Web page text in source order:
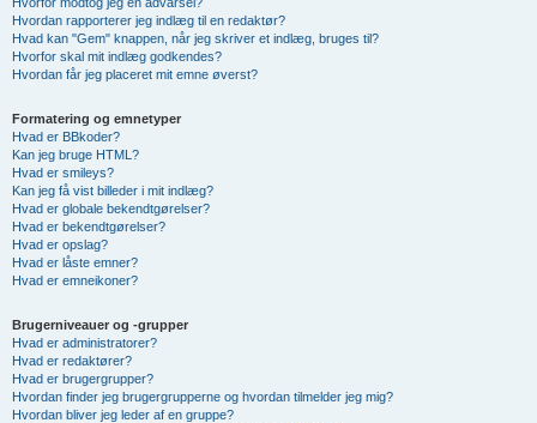
Hvordan rapporterer jeg indlæg til en redaktør?
Hvad kan "Gem" knappen, når jeg skriver et indlæg, bruges til?
Hvorfor skal mit indlæg godkendes?
Hvordan får jeg placeret mit emne øverst?
Formatering og emnetyper
Hvad er BBkoder?
Kan jeg bruge HTML?
Hvad er smileys?
Kan jeg få vist billeder i mit indlæg?
Hvad er globale bekendtgørelser?
Hvad er bekendtgørelser?
Hvad er opslag?
Hvad er låste emner?
Hvad er emneikoner?
Brugerniveauer og -grupper
Hvad er administratorer?
Hvad er redaktører?
Hvad er brugergrupper?
Hvordan finder jeg brugergrupperne og hvordan tilmelder jeg mig?
Hvordan bliver jeg leder af en gruppe?